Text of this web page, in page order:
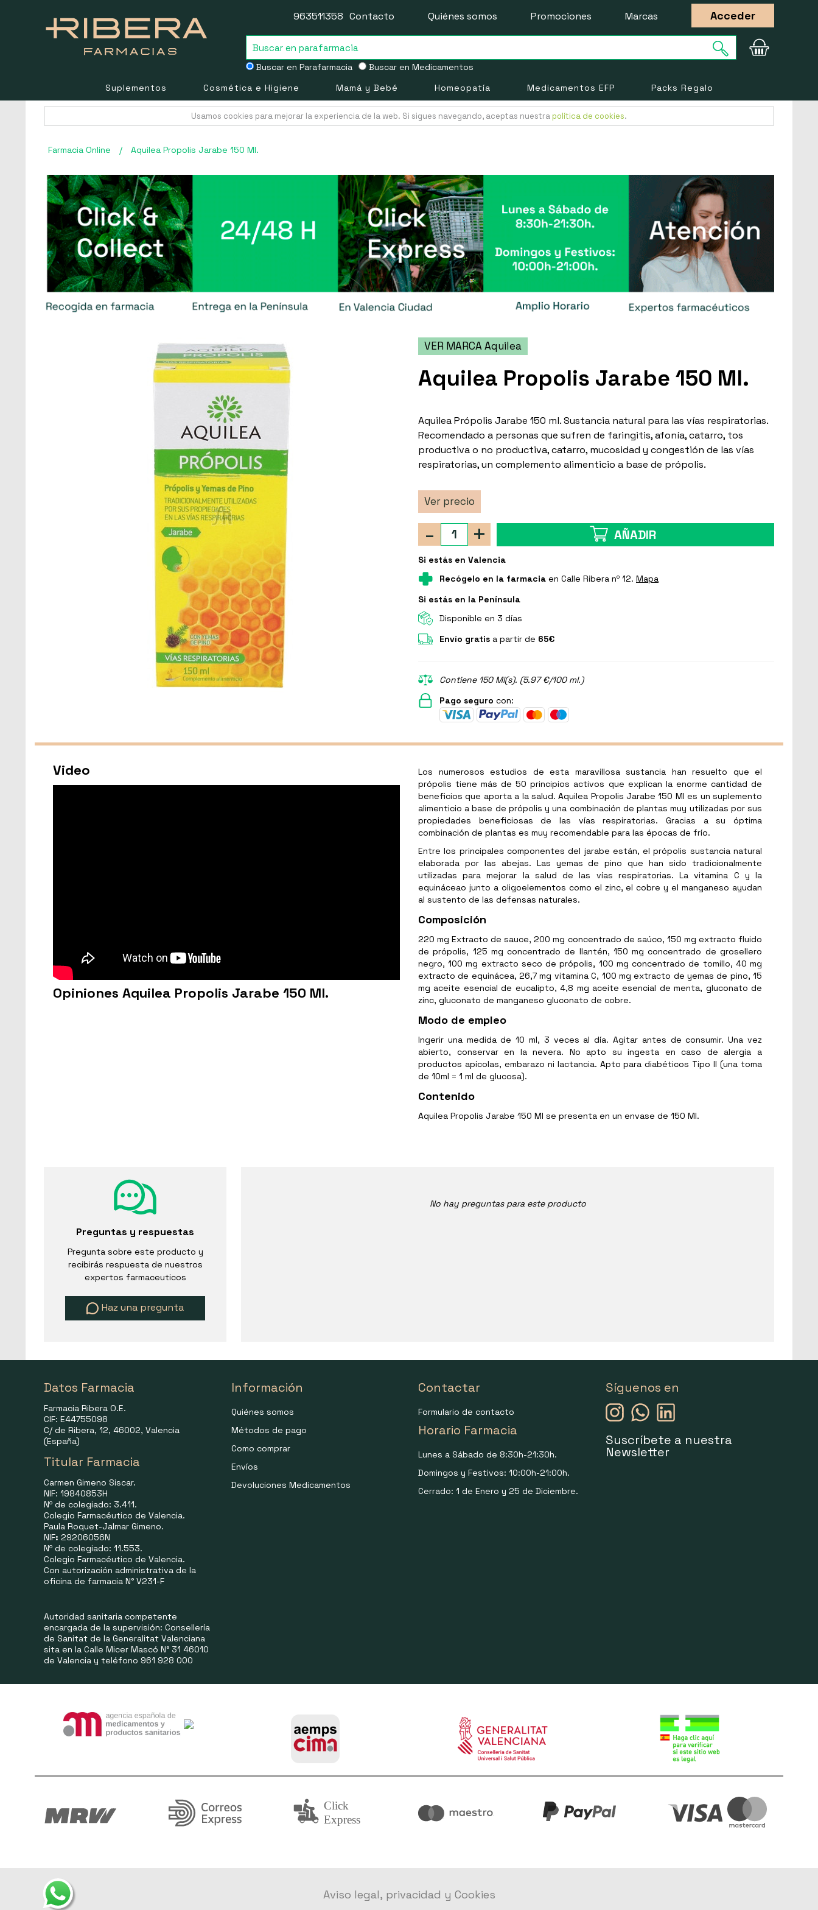
Buscar en Parafarmacia Buscar en Medicamentos
963511358 Contacto Quiénes somos Promociones Marcas Acceder
Suplementos Cosmética e Higiene Mamá y Bebé Homeopatía Medicamentos EFP Packs Regalo
Usamos cookies para mejorar la experiencia de la web. Si sigues navegando, aceptas nuestra política de cookies.
Farmacia Online / Aquilea Propolis Jarabe 150 Ml.
VER MARCA Aquilea
Aquilea Propolis Jarabe 150 Ml.
Aquilea Própolis Jarabe 150 ml. Sustancia natural para las vías respiratorias.
Recomendado a personas que sufren de faringitis, afonía, catarro, tos
productiva o no productiva, catarro, mucosidad y congestión de las vías
respiratorias, un complemento alimenticio a base de própolis.
Ver precio
+
- AÑADIR
Si estás en Valencia
Recógelo en la farmacia en Calle Ribera nº 12. Mapa
Si estás en la Península
Disponible en 3 días
Envío gratis a partir de 65€
Contiene 150 Ml(s). (5.97 €/100 ml.)
Pago seguro con:
Los numerosos estudios de esta maravillosa sustancia han resuelto que el
própolis tiene más de 50 principios activos que explican la enorme cantidad de
beneficios que aporta a la salud. Aquilea Propolis Jarabe 150 Ml es un suplemento
alimenticio a base de própolis y una combinación de plantas muy utilizadas por sus
propiedades beneficiosas de las vías respiratorias. Gracias a su óptima
combinación de plantas es muy recomendable para las épocas de frío.
Entre los principales componentes del jarabe están, el própolis sustancia natural
elaborada por las abejas. Las yemas de pino que han sido tradicionalmente
utilizadas para mejorar la salud de las vías respiratorias. La vitamina C y la
equináceao junto a oligoelementos como el zinc, el cobre y el manganeso ayudan
al sustento de las defensas naturales.
Composición
220 mg Extracto de sauce, 200 mg concentrado de saúco, 150 mg extracto fluido
de própolis, 125 mg concentrado de llantén, 150 mg concentrado de grosellero
negro, 100 mg extracto seco de própolis, 100 mg concentrado de tomillo, 40 mg
extracto de equinácea, 26,7 mg vitamina C, 100 mg extracto de yemas de pino, 15
mg aceite esencial de eucalipto, 4,8 mg aceite esencial de menta, gluconato de
zinc, gluconato de manganeso gluconato de cobre.
Modo de empleo
Ingerir una medida de 10 ml, 3 veces al día. Agitar antes de consumir. Una vez
abierto, conservar en la nevera. No apto su ingesta en caso de alergia a
productos apícolas, embarazo ni lactancia. Apto para diabéticos Tipo II (una toma
de 10ml = 1 ml de glucosa).
Contenido
Aquilea Propolis Jarabe 150 Ml se presenta en un envase de 150 Ml.
Video
Opiniones Aquilea Propolis Jarabe 150 Ml.
Preguntas y respuestas
Pregunta sobre este producto y
recibirás respuesta de nuestros
expertos farmaceuticos
Haz una pregunta
No hay preguntas para este producto
Datos Farmacia
Farmacia Ribera O.E.
CIF: E44755098
C/ de Ribera, 12, 46002, Valencia
(España)
Titular Farmacia
Carmen Gimeno Siscar.
NIF: 19840853H
Nº de colegiado: 3.411.
Colegio Farmacéutico de Valencia.
Paula Roquet-Jalmar Gimeno.
NIF: 29206056N
Nº de colegiado: 11.553.
Colegio Farmacéutico de Valencia.
Con autorización administrativa de la
oficina de farmacia N° V231-F
Autoridad sanitaria competente
encargada de la supervisión: Consellería
de Sanitat de la Generalitat Valenciana
sita en la Calle Micer Mascó N° 31 46010
de Valencia y teléfono 961 928 000
Información
Quiénes somos
Métodos de pago
Como comprar
Envíos
Devoluciones Medicamentos
Contactar
Formulario de contacto
Horario Farmacia
Lunes a Sábado de 8:30h-21:30h.
Domingos y Festivos: 10:00h-21:00h.
Cerrado: 1 de Enero y 25 de Diciembre.
Síguenos en
Suscríbete a nuestra
Newsletter
Aviso legal, privacidad y Cookies